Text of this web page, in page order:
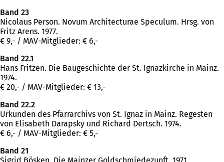
Band 23
Nicolaus Person. Novum Architecturae Speculum. Hrsg. von
Fritz Arens. 1977.
€ 9,- / MAV-Mitglieder: € 6,-
Band 22.1
Hans Fritzen. Die Baugeschichte der St. Ignazkirche in Mainz.
1974.
€ 20,- / MAV-Mitglieder: € 13,-
Band 22.2
Urkunden des Pfarrarchivs von St. Ignaz in Mainz. Regesten
von Elisabeth Darapsky und Richard Dertsch. 1974.
€ 6,- / MAV-Mitglieder: € 5,-
Band 21